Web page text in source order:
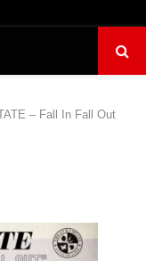
– Fall In Fall Out